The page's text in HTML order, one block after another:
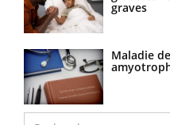
graves
Maladie